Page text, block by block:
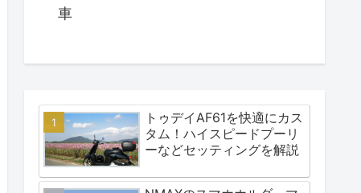
車
トゥデイAF61を快適にカス
タム！ハイスピードプーリ
ーなどセッティングを解説